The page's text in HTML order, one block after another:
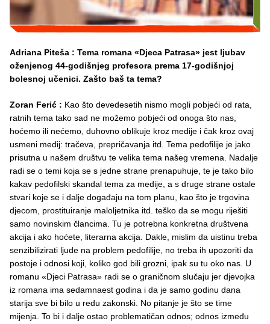
Adriana Piteša : Tema romana «Djeca Patrasa» jest ljubav
oženjenog 44-godišnjeg profesora prema 17-godišnjoj
bolesnoj učenici. Zašto baš ta tema?
Zoran Ferić : Kao što devedesetih nismo mogli pobjeći od rata,
ratnih tema tako sad ne možemo pobjeći od onoga što nas,
hoćemo ili nećemo, duhovno oblikuje kroz medije i čak kroz ovaj
usmeni medij: tračeva, prepričavanja itd. Tema pedofilije je jako
prisutna u našem društvu te velika tema našeg vremena. Nadalje
radi se o temi koja se s jedne strane prenapuhuje, te je tako bilo
kakav pedofilski skandal tema za medije, a s druge strane ostale
stvari koje se i dalje događaju na tom planu, kao što je trgovina
djecom, prostituiranje maloljetnika itd. teško da se mogu riješiti
samo novinskim člancima. Tu je potrebna konkretna društvena
akcija i ako hoćete, literarna akcija. Dakle, mislim da uistinu treba
senzibilizirati ljude na problem pedofilije, no treba ih upozoriti da
postoje i odnosi koji, koliko god bili grozni, ipak su tu oko nas. U
romanu «Djeci Patrasa» radi se o graničnom slučaju jer djevojka
iz romana ima sedamnaest godina i da je samo godinu dana
starija sve bi bilo u redu zakonski. No pitanje je što se time
mijenja. To bi i dalje ostao problematičan odnos; odnos između